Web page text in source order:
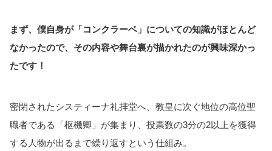
まず、僕自身が「コンクラーベ」についての知識がほとんど
なかったので、その内容や舞台裏が描かれたのが興味深かっ
たです！
密閉されたシスティーナ礼拝堂へ、教皇に次ぐ地位の高位聖
職者である「枢機卿」が集まり、投票数の3分の2以上を獲得
する人物が出るまで繰り返すという仕組み。